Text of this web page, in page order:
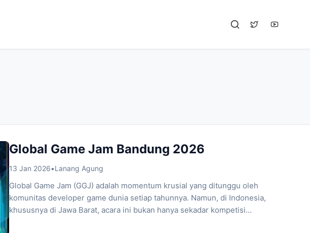
Global Game Jam Bandung 2026
13 Jan 2026•Lanang Agung
Global Game Jam (GGJ) adalah momentum krusial yang ditunggu oleh
komunitas developer game dunia setiap tahunnya. Namun, di Indonesia,
khususnya di Jawa Barat, acara ini bukan hanya sekadar kompetisi